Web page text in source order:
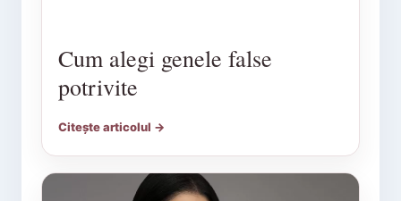
Cum alegi genele false
potrivite
Citește articolul →